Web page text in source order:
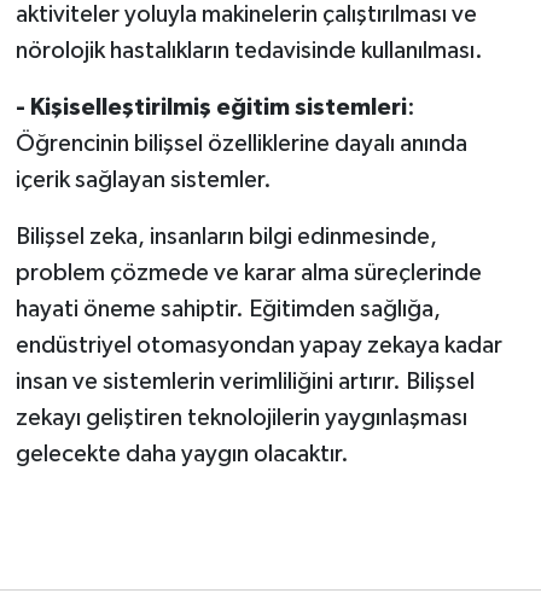
aktiviteler yoluyla makinelerin çalıştırılması ve
nörolojik hastalıkların tedavisinde kullanılması.
- Kişiselleştirilmiş eğitim sistemleri:
Öğrencinin bilişsel özelliklerine dayalı anında
içerik sağlayan sistemler.
Bilişsel zeka, insanların bilgi edinmesinde,
problem çözmede ve karar alma süreçlerinde
hayati öneme sahiptir. Eğitimden sağlığa,
endüstriyel otomasyondan yapay zekaya kadar
insan ve sistemlerin verimliliğini artırır. Bilişsel
zekayı geliştiren teknolojilerin yaygınlaşması
gelecekte daha yaygın olacaktır.